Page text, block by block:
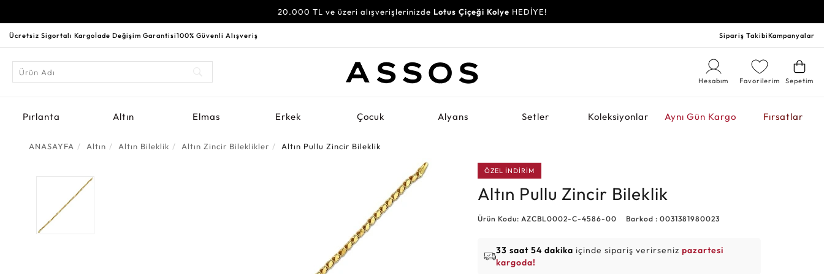
20.000 TL ve üzeri alışverişlerinizde Lotus Çiçeği Kolye HEDİYE!
Ücretsiz Sigortalı Kargoİade Değişim Garantisi100% Güvenli Alışveriş Sipariş TakibiKampanyalar
Sepetim
Favorilerim
Hesabım
Pırlanta Altın Elmas Erkek Çocuk Alyans Setler Koleksiyonlar Aynı Gün Kargo Fırsatlar
ANASAYFA Altın Altın Bileklik Altın Zincir Bileklikler Altın Pullu Zincir Bileklik
ÖZEL İNDİRİM
Altın Pullu Zincir Bileklik
Ürün Kodu: AZCBL0002-C-4586-00 Barkod : 0031381980023
33 saat 54 dakika içinde sipariş verirsenizpazartesi
kargoda!